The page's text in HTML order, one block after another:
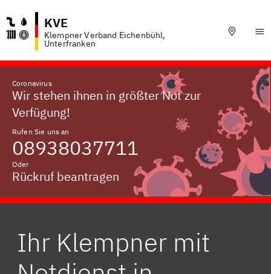
KVE
Klempner Verband Eichenbühl,
Unterfranken
Coronavirus
Wir stehen ihnen in größter Not zur
Verfügung!
Rufen Sie uns an
08938037711
Oder
Rückruf beantragen
Ihr Klempner mit